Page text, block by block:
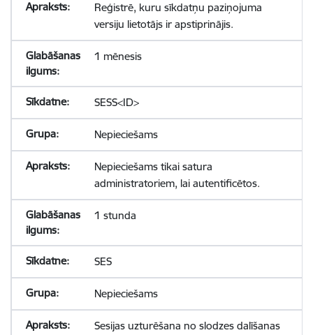
Reģistrē, kuru sīkdatņu paziņojuma
versiju lietotājs ir apstiprinājis.
1 mēnesis
SESS<ID>
Nepieciešams
Nepieciešams tikai satura
administratoriem, lai autentificētos.
1 stunda
SES
Nepieciešams
Sesijas uzturēšana no slodzes dalīšanas